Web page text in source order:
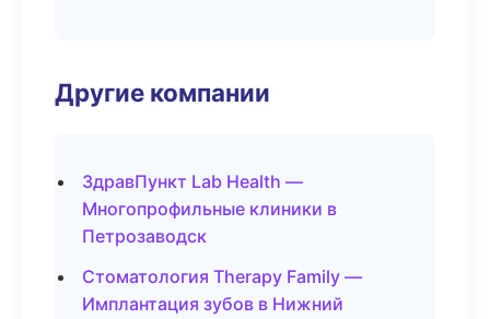
Другие компании
ЗдравПункт Lab Health —
Многопрофильные клиники в
Петрозаводск
Стоматология Therapy Family —
Имплантация зубов в Нижний